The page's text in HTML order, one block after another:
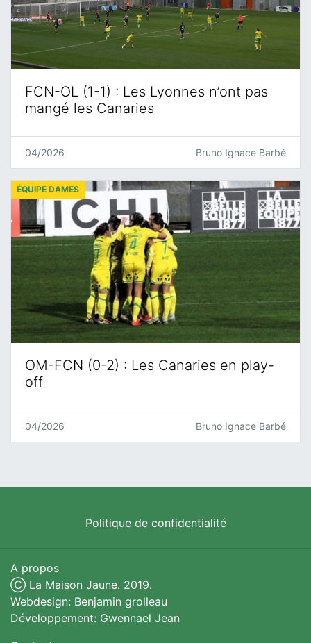
FCN-OL (1-1) : Les Lyonnes n’ont pas
mangé les Canaries
04/2026 Bruno Ignace Barbé
OM-FCN (0-2) : Les Canaries en play-
off
ÉQUIPE DAMES
04/2026 Bruno Ignace Barbé
Politique de confidentialité
A propos
Ⓒ La Maison Jaune. 2019.
Webdesign: Benjamin grolleau
Développement: Gwennael Jean